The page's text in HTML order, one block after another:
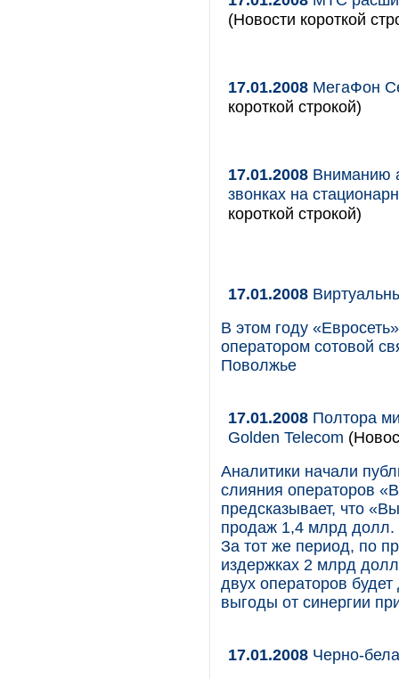
(Новости короткой
17.01.2008 МегаФон
короткой строкой)
17.01.2008 Вниманию
звонках на
короткой строкой)
17.01.2008
В этом году
оператором сотовой
Поволжье
17.01.2008 Полтора
Golden Telecom
Аналитики начали
слияния операторов
предсказывает, что
продаж 1,4 млрд долл.
За тот же период, по
издержках 2 млрд
двух операторов
выгоды от синергии
17.01.2008 Черно-